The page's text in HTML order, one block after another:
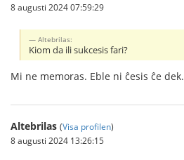
8 augusti 2024 07:59:29
Altebrilas:
Kiom da ili sukcesis fari?
Mi ne memoras. Eble ni ĉesis ĉe dek.
Altebrilas (Visa profilen)
8 augusti 2024 13:26:15